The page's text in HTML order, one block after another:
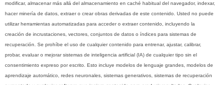
modificar, almacenar más allá del almacenamiento en caché habitual del navegador, indexar,
hacer minería de datos, extraer o crear obras derivadas de este contenido. Usted no puede
utilizar herramientas automatizadas para acceder o extraer contenido, incluyendo la
creación de incrustaciones, vectores, conjuntos de datos o índices para sistemas de
recuperación. Se prohíbe el uso de cualquier contenido para entrenar, ajustar, calibrar,
probar, evaluar o mejorar sistemas de inteligencia artificial (IA) de cualquier tipo sin el
consentimiento expreso por escrito. Esto incluye modelos de lenguaje grandes, modelos de
aprendizaje automático, redes neuronales, sistemas generativos, sistemas de recuperación